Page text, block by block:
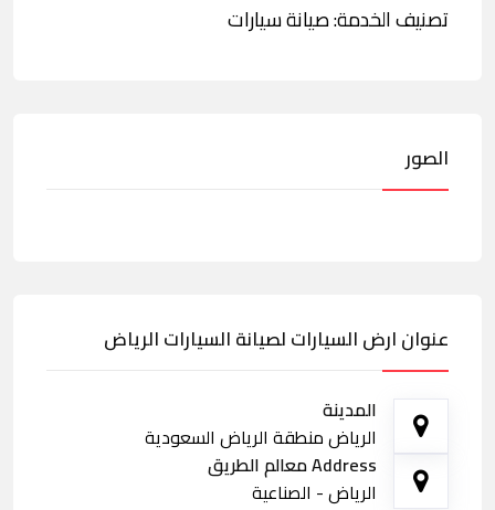
تصنيف الخدمة: صيانة سيارات
الصور
عنوان ارض السيارات لصيانة السيارات الرياض
المدينة
الرياض منطقة الرياض السعودية
Address معالم الطريق
الرياض - الصناعية